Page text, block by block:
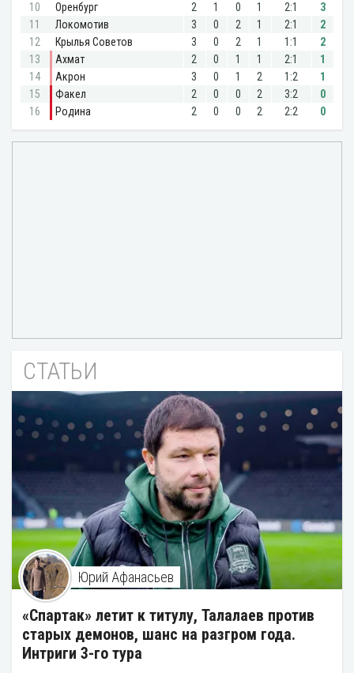
СТАТЬИ
Юрий Афанасьев
«Спартак» летит к титулу, Талалаев против
старых демонов, шанс на разгром года.
Интриги 3-го тура